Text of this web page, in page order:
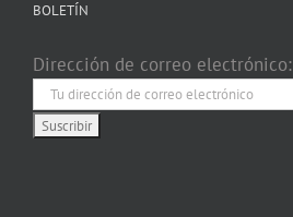
BOLETÍN
Dirección de correo electrónico: